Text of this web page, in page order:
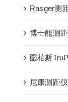
Rasger测
博士能测
图柏斯
尼康测距仪